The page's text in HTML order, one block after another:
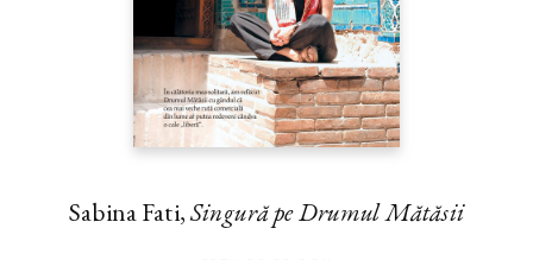
Sabina Fati,Singură pe Drumul Mătăsii